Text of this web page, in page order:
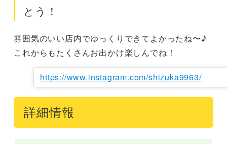
とう！
雰囲気のいい店内でゆっくりできてよかったね〜♪
これからもたくさんお出かけ楽しんでね！
https://www.instagram.com/shizuka9963/
詳細情報